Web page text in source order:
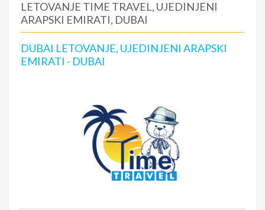
LETOVANJE TIME TRAVEL, UJEDINJENI
ARAPSKI EMIRATI, DUBAI
DUBAI LETOVANJE, UJEDINJENI ARAPSKI
EMIRATI - DUBAI